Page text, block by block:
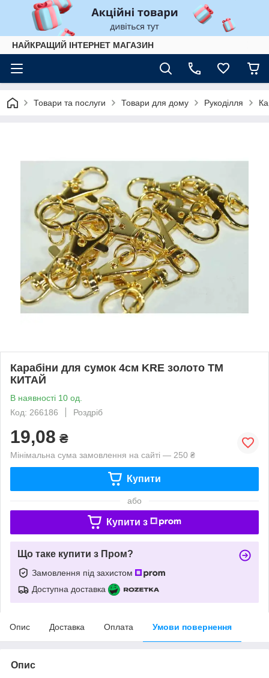
НАЙКРАЩИЙ ІНТЕРНЕТ МАГАЗИН
Товари та послуги Товари для дому Рукоділля
Карабіни для сумок 4см KRE золото ТМ
КИТАЙ
В наявності 10 од.
Код: 266186
Роздріб
19,08 ₴
Мінімальна сума замовлення на сайті — 250 ₴
Купити
або
Купити з
Що таке купити з Пром?
Замовлення під захистом
Доступна доставка
Опис Доставка Оплата Умови повернення
Опис